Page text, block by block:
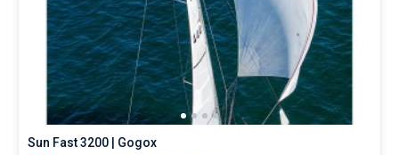
Sun Fast 3200 | Gogox